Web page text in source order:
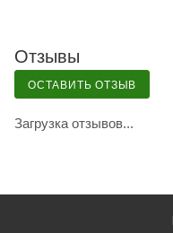
Отзывы
ОСТАВИТЬ ОТЗЫВ
Загрузка отзывов...